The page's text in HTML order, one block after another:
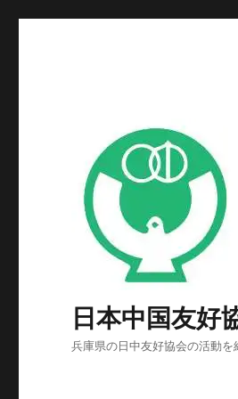
日本中国友好
兵庫県の日中友好協会の活動を